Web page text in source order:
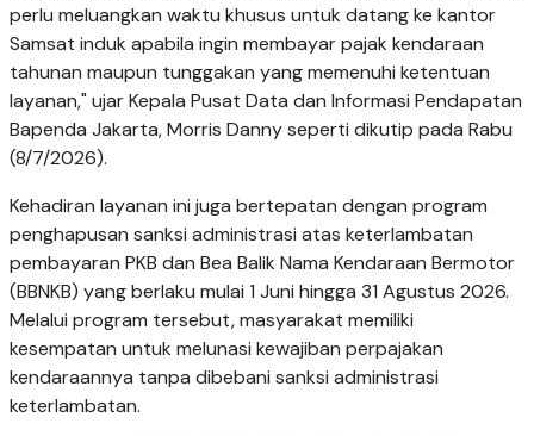
perlu meluangkan waktu khusus untuk datang ke kantor
Samsat induk apabila ingin membayar pajak kendaraan
tahunan maupun tunggakan yang memenuhi ketentuan
layanan," ujar Kepala Pusat Data dan Informasi Pendapatan
Bapenda Jakarta, Morris Danny seperti dikutip pada Rabu
(8/7/2026).
Kehadiran layanan ini juga bertepatan dengan program
penghapusan sanksi administrasi atas keterlambatan
pembayaran PKB dan Bea Balik Nama Kendaraan Bermotor
(BBNKB) yang berlaku mulai 1 Juni hingga 31 Agustus 2026.
Melalui program tersebut, masyarakat memiliki
kesempatan untuk melunasi kewajiban perpajakan
kendaraannya tanpa dibebani sanksi administrasi
keterlambatan.